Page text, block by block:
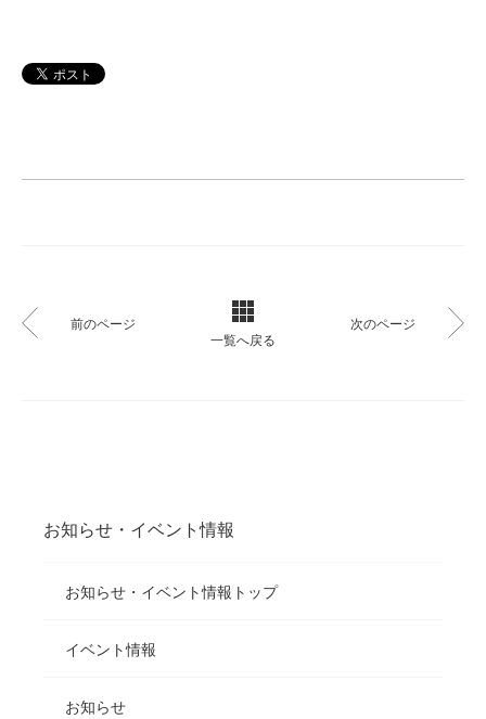
お知らせ・イベント情報
お知らせ・イベント情報トップ
イベント情報
お知らせ
前のページ
一覧へ戻る
次のページ